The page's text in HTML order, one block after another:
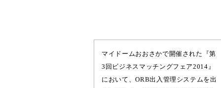
マイドームおおさかで開催された『第
3回ビジネスマッチングフェア2014』
において、ORB出入管理システムを出